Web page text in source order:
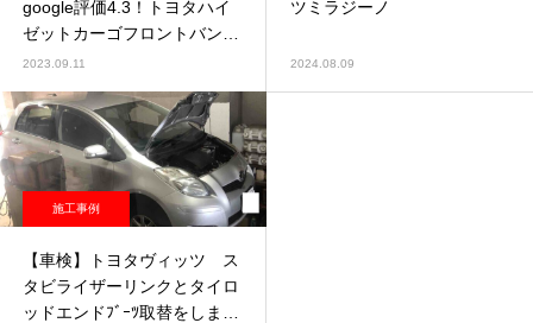
google評価4.3！トヨタハイ
ゼットカーゴフロントバンパ
ー修理塗装
2023.09.11
ツミラジーノ
2024.08.09
施工事例
【車検】トヨタヴィッツ ス
タビライザーリンクとタイロ
ッドエンドﾌﾞｰﾂ取替をしまし